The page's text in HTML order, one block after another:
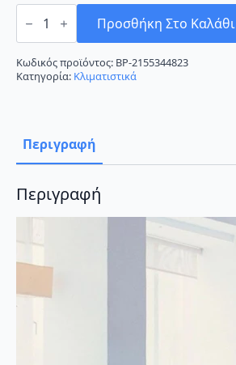
Fujitsu
ASYG24KLCA/AOYG24KLTA
Inverter
24000
BTU
A++/A+++
Προσθήκη Στο Καλάθι
Κωδικός προϊόντος: BP-2155344823
Κατηγορία: Κλιματιστικά
Περιγραφή
Περιγραφή